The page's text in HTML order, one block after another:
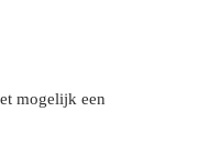
mogelijk een